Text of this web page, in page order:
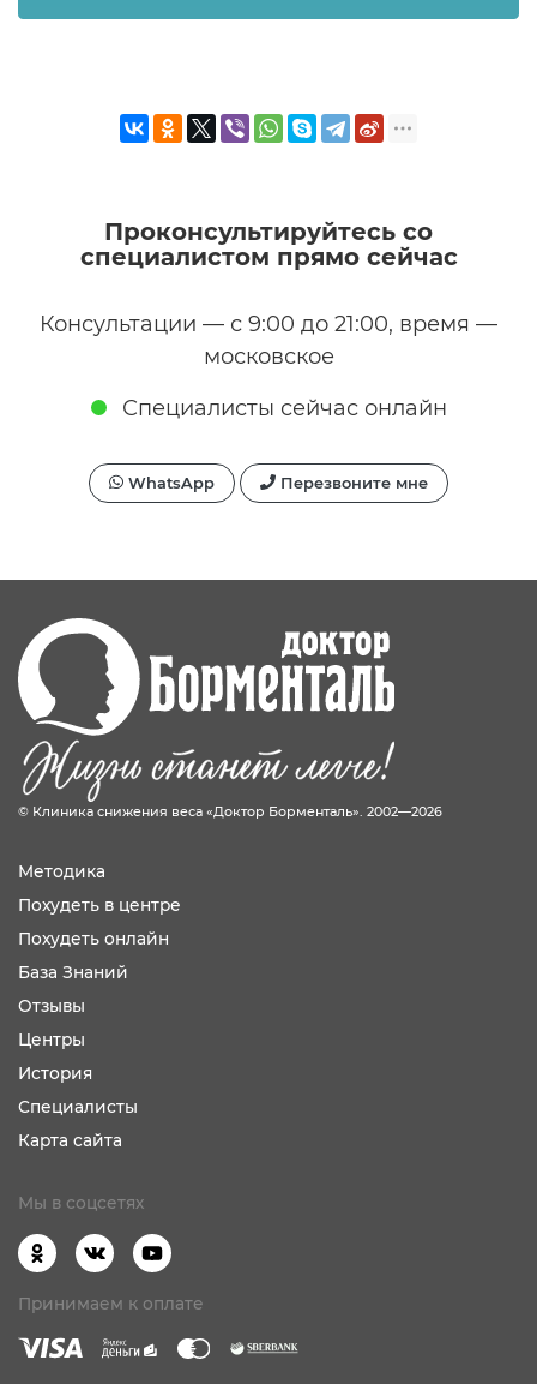
Проконсультируйтесь со
специалистом прямо сейчас
Консультации — с 9:00 до 21:00, время —
московское
Специалисты сейчас онлайн
WhatsApp Перезвоните мне
© Клиника снижения веса «Доктор Борменталь». 2002—2026
Методика
Похудеть в центре
Похудеть онлайн
База Знаний
Отзывы
Центры
История
Специалисты
Карта сайта
Мы в соцсетях
Принимаем к оплате